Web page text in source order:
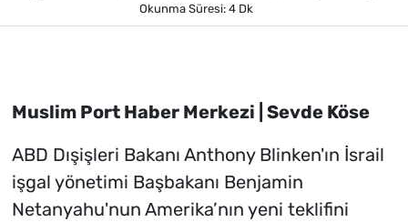
Okunma Süresi: 4 Dk
Muslim Port Haber Merkezi | Sevde Köse
ABD Dışişleri Bakanı Anthony Blinken'ın İsrail
işgal yönetimi Başbakanı Benjamin
Netanyahu'nun Amerika’nın yeni teklifini